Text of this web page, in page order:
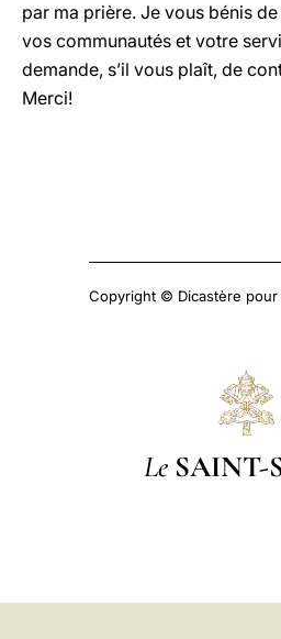
par ma prière. Je vous bénis
vos communautés et votre
demande, s’il vous plaît, de
Merci!
Copyright © Dicastère pour
Le SAINT-